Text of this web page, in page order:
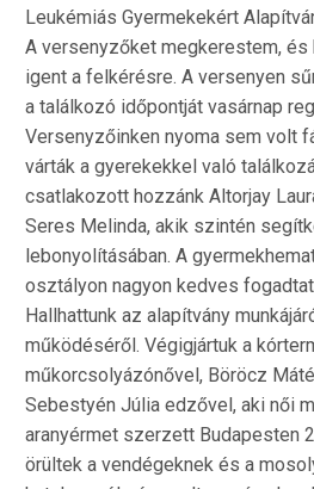
Leukémiás Gyermekekért
A versenyzőket megkerestem, és
igent a felkérésre. A versenyen
a találkozó időpontját vasárnap
Versenyzőinken nyoma sem volt
várták a gyerekekkel való
csatlakozott hozzánk Altorjay
Seres Melinda, akik szintén
lebonyolításában. A
osztályon nagyon kedves
Hallhattunk az alapítvány
működéséről. Végigjártuk a
műkorcsolyázónővel, Böröcz
Sebestyén Júlia edzővel, aki női
aranyérmet szerzett Budapesten
örültek a vendégeknek és a